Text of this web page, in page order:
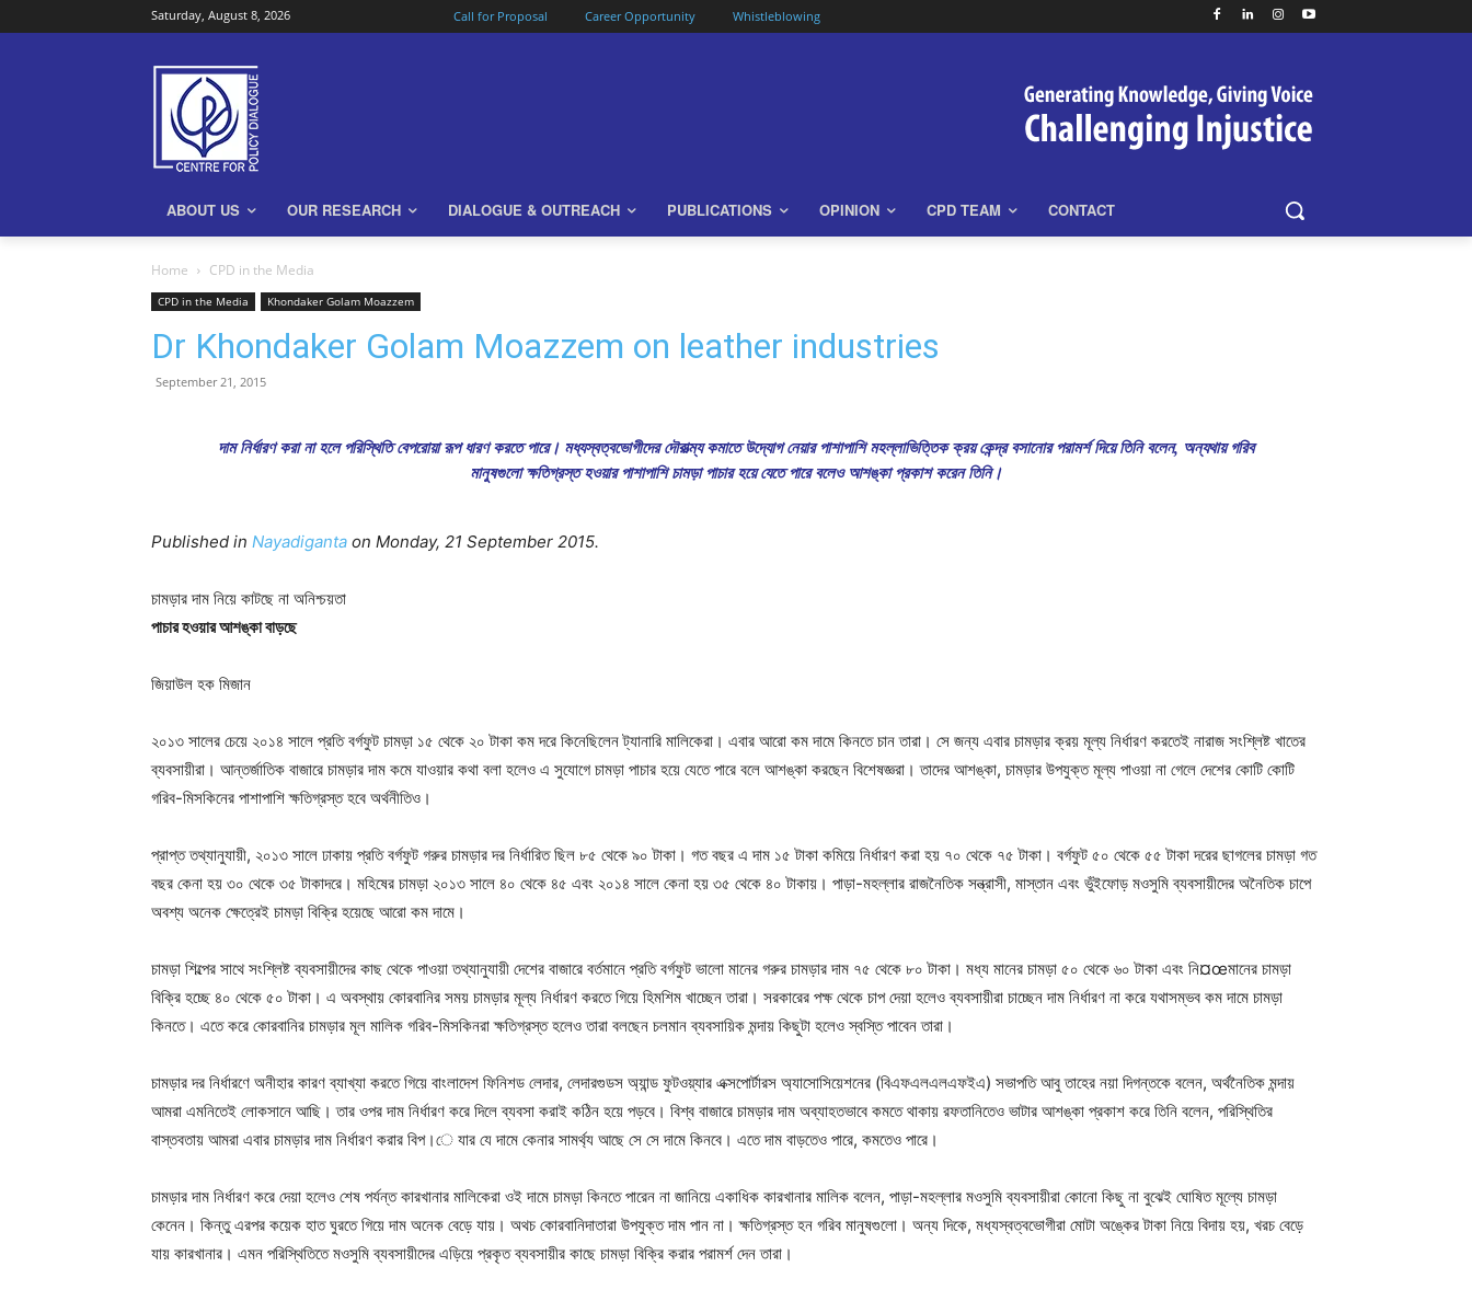
Saturday, August 8, 2026 Call for Proposal Career Opportunity Whistleblowing
ABOUT US OUR RESEARCH DIALOGUE & OUTREACH PUBLICATIONS OPINION CPD TEAM CONTACT
Home CPD in the Media
CPD in the Media Khondaker Golam Moazzem
Dr Khondaker Golam Moazzem on leather industries
September 21, 2015
দাম নির্ধারণ করা না হলে পরিস্থিতি বেপরোয়া রূপ ধারণ করতে পারে। মধ্যস্বত্বভোগীদের দৌরাত্ম্য কমাতে উদ্যোগ নেয়ার পাশাপাশি মহল্লাভিত্তিক ক্রয় কেন্দ্র বসানোর পরামর্শ দিয়ে তিনি বলেন, অন্যথায় গরিব
মানুষগুলো ক্ষতিগ্রস্ত হওয়ার পাশাপাশি চামড়া পাচার হয়ে যেতে পারে বলেও আশঙ্কা প্রকাশ করেন তিনি।
Published in Nayadiganta on Monday, 21 September 2015.
চামড়ার দাম নিয়ে কাটছে না অনিশ্চয়তা
পাচার হওয়ার আশঙ্কা বাড়ছে
জিয়াউল হক মিজান
২০১৩ সালের চেয়ে ২০১৪ সালে প্রতি বর্গফুট চামড়া ১৫ থেকে ২০ টাকা কম দরে কিনেছিলেন ট্যানারি মালিকেরা। এবার আরো কম দামে কিনতে চান তারা। সে জন্য এবার চামড়ার ক্রয় মূল্য নির্ধারণ করতেই নারাজ সংশ্লিষ্ট খাতের
ব্যবসায়ীরা। আন্তর্জাতিক বাজারে চামড়ার দাম কমে যাওয়ার কথা বলা হলেও এ সুযোগে চামড়া পাচার হয়ে যেতে পারে বলে আশঙ্কা করছেন বিশেষজ্ঞরা। তাদের আশঙ্কা, চামড়ার উপযুক্ত মূল্য পাওয়া না গেলে দেশের কোটি কোটি
গরিব-মিসকিনের পাশাপাশি ক্ষতিগ্রস্ত হবে অর্থনীতিও।
প্রাপ্ত তথ্যানুযায়ী, ২০১৩ সালে ঢাকায় প্রতি বর্গফুট গরুর চামড়ার দর নির্ধারিত ছিল ৮৫ থেকে ৯০ টাকা। গত বছর এ দাম ১৫ টাকা কমিয়ে নির্ধারণ করা হয় ৭০ থেকে ৭৫ টাকা। বর্গফুট ৫০ থেকে ৫৫ টাকা দরের ছাগলের চামড়া গত
বছর কেনা হয় ৩০ থেকে ৩৫ টাকাদরে। মহিষের চামড়া ২০১৩ সালে ৪০ থেকে ৪৫ এবং ২০১৪ সালে কেনা হয় ৩৫ থেকে ৪০ টাকায়। পাড়া-মহল্লার রাজনৈতিক সন্ত্রাসী, মাস্তান এবং ভুঁইফোড় মওসুমি ব্যবসায়ীদের অনৈতিক চাপে
অবশ্য অনেক ক্ষেত্রেই চামড়া বিক্রি হয়েছে আরো কম দামে।
চামড়া শিল্পের সাথে সংশ্লিষ্ট ব্যবসায়ীদের কাছ থেকে পাওয়া তথ্যানুযায়ী দেশের বাজারে বর্তমানে প্রতি বর্গফুট ভালো মানের গরুর চামড়ার দাম ৭৫ থেকে ৮০ টাকা। মধ্য মানের চামড়া ৫০ থেকে ৬০ টাকা এবং নি¤œমানের চামড়া
বিক্রি হচ্ছে ৪০ থেকে ৫০ টাকা। এ অবস্থায় কোরবানির সময় চামড়ার মূল্য নির্ধারণ করতে গিয়ে হিমশিম খাচ্ছেন তারা। সরকারের পক্ষ থেকে চাপ দেয়া হলেও ব্যবসায়ীরা চাচ্ছেন দাম নির্ধারণ না করে যথাসম্ভব কম দামে চামড়া
কিনতে। এতে করে কোরবানির চামড়ার মূল মালিক গরিব-মিসকিনরা ক্ষতিগ্রস্ত হলেও তারা বলছেন চলমান ব্যবসায়িক মন্দায় কিছুটা হলেও স্বস্তি পাবেন তারা।
চামড়ার দর নির্ধারণে অনীহার কারণ ব্যাখ্যা করতে গিয়ে বাংলাদেশ ফিনিশড লেদার, লেদারগুডস অ্যান্ড ফুটওয়্যার এক্সপোর্টারস অ্যাসোসিয়েশনের (বিএফএলএলএফইএ) সভাপতি আবু তাহের নয়া দিগন্তকে বলেন, অর্থনৈতিক মন্দায়
আমরা এমনিতেই লোকসানে আছি। তার ওপর দাম নির্ধারণ করে দিলে ব্যবসা করাই কঠিন হয়ে পড়বে। বিশ্ব বাজারে চামড়ার দাম অব্যাহতভাবে কমতে থাকায় রফতানিতেও ভাটার আশঙ্কা প্রকাশ করে তিনি বলেন, পরিস্থিতির
বাস্তবতায় আমরা এবার চামড়ার দাম নির্ধারণ করার বিপ।ে যার যে দামে কেনার সামর্থ্য আছে সে সে দামে কিনবে। এতে দাম বাড়তেও পারে, কমতেও পারে।
চামড়ার দাম নির্ধারণ করে দেয়া হলেও শেষ পর্যন্ত কারখানার মালিকেরা ওই দামে চামড়া কিনতে পারেন না জানিয়ে একাধিক কারখানার মালিক বলেন, পাড়া-মহল্লার মওসুমি ব্যবসায়ীরা কোনো কিছু না বুঝেই ঘোষিত মূল্যে চামড়া
কেনেন। কিন্তু এরপর কয়েক হাত ঘুরতে গিয়ে দাম অনেক বেড়ে যায়। অথচ কোরবানিদাতারা উপযুক্ত দাম পান না। ক্ষতিগ্রস্ত হন গরিব মানুষগুলো। অন্য দিকে, মধ্যস্বত্বভোগীরা মোটা অঙ্কের টাকা নিয়ে বিদায় হয়, খরচ বেড়ে
যায় কারখানার। এমন পরিস্থিতিতে মওসুমি ব্যবসায়ীদের এড়িয়ে প্রকৃত ব্যবসায়ীর কাছে চামড়া বিক্রি করার পরামর্শ দেন তারা।